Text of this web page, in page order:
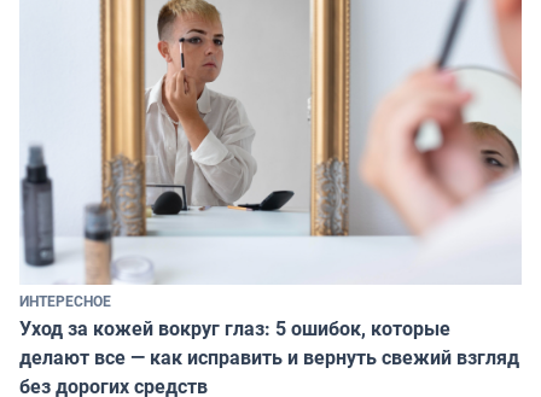
ИНТЕРЕСНОЕ
Уход за кожей вокруг глаз: 5 ошибок, которые
делают все — как исправить и вернуть свежий взгляд
без дорогих средств